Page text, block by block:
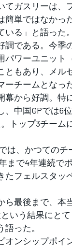
ガスリーは、
簡単ではなかっ
いる」と語った。
である。今季
パワーユニット
ともあり、メル
ーチームとなった
から好調。特
、中国GPでは6
トップ3チーム
は、かつてのチ
まで4年連続で
たフェルスタッ
ら最後まで、本
いう結果にとて
った。
オンシップポイ